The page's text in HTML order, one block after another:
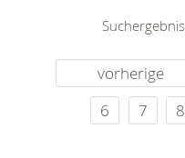
vorherige
6
7 8